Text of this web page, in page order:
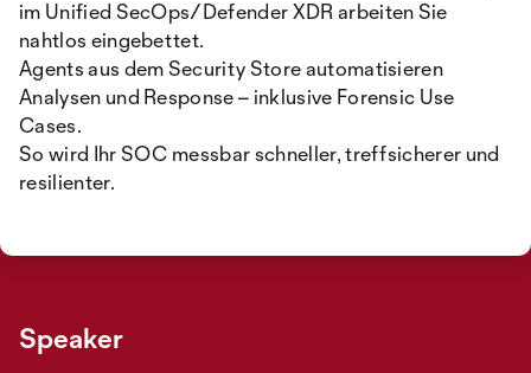
im Unified SecOps/Defender XDR arbeiten Sie
nahtlos eingebettet.
Agents aus dem Security Store automatisieren
Analysen und Response – inklusive Forensic Use
Cases.
So wird Ihr SOC messbar schneller, treffsicherer und
resilienter.
Speaker